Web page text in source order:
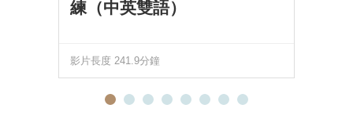
練（中英雙語）
影片長度 241.9分鐘